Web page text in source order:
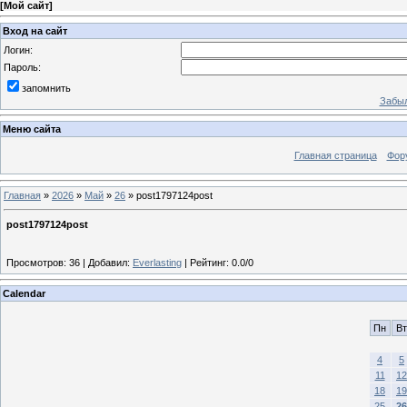
[Мой сайт]
Вход на сайт
Логин:
Пароль:
запомнить
Меню сайта
Главная страница
Главная » 2026 » Май » 26 » post1797124post
post1797124post
Просмотров: 36 | Добавил: Everlasting | Рейтинг: 0.0/0
Calendar
Пн Вт
4
5
11
12
18
19